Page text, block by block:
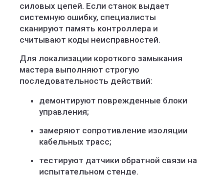
силовых цепей. Если станок выдает
системную ошибку, специалисты
сканируют память контроллера и
считывают коды неисправностей.
Для локализации короткого замыкания
мастера выполняют строгую
последовательность действий:
демонтируют поврежденные блоки
управления;
замеряют сопротивление изоляции
кабельных трасс;
тестируют датчики обратной связи на
испытательном стенде.